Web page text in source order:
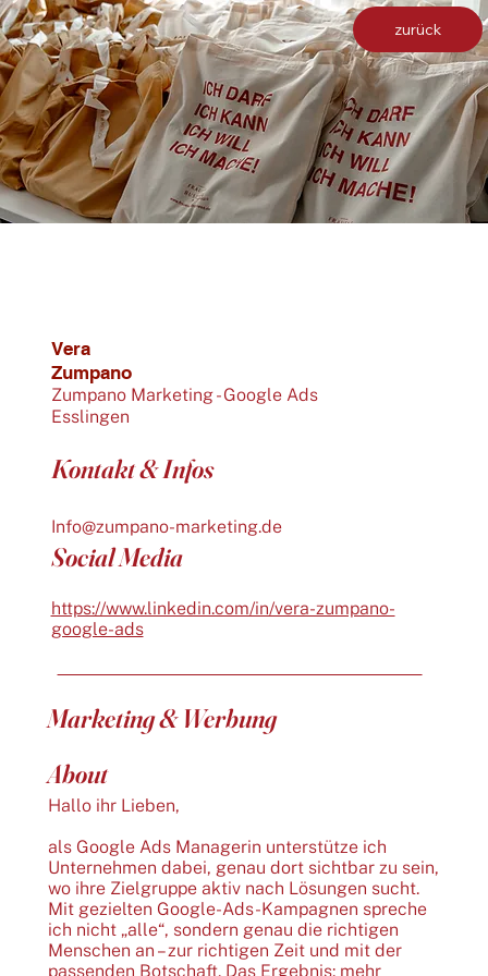
zurück
Vera
Zumpano
Zumpano Marketing - Google Ads
Esslingen
Kontakt & Infos
Info@zumpano-marketing.de
Social Media
https://www.linkedin.com/in/vera-zumpano-
google-ads
Marketing & Werbung
About
Hallo ihr Lieben,
als Google Ads Managerin unterstütze ich
Unternehmen dabei, genau dort sichtbar zu sein,
wo ihre Zielgruppe aktiv nach Lösungen sucht.
Mit gezielten Google-Ads-Kampagnen spreche
ich nicht „alle“, sondern genau die richtigen
Menschen an – zur richtigen Zeit und mit der
passenden Botschaft. Das Ergebnis: mehr